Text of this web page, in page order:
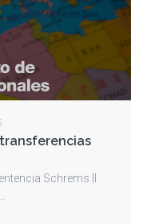
Schrems II